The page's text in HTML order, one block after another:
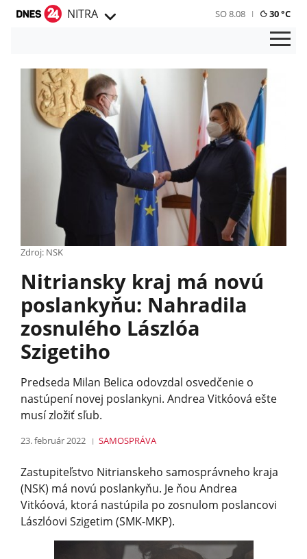
NITRA SO 8.08 30 °C
Zdroj: NSK
Nitriansky kraj má novú
poslankyňu: Nahradila
zosnulého Lászlóa
Szigetiho
Predseda Milan Belica odovzdal osvedčenie o
nastúpení novej poslankyni. Andrea Vitkóová ešte
musí zložiť sľub.
23. február 2022 SAMOSPRÁVA
Zastupiteľstvo Nitrianskeho samosprávneho kraja
(NSK) má novú poslankyňu. Je ňou Andrea
Vitkóová, ktorá nastúpila po zosnulom poslancovi
Lászlóovi Szigetim (SMK-MKP).